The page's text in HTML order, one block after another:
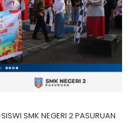
SMK NEGERI 2 PASURUAN